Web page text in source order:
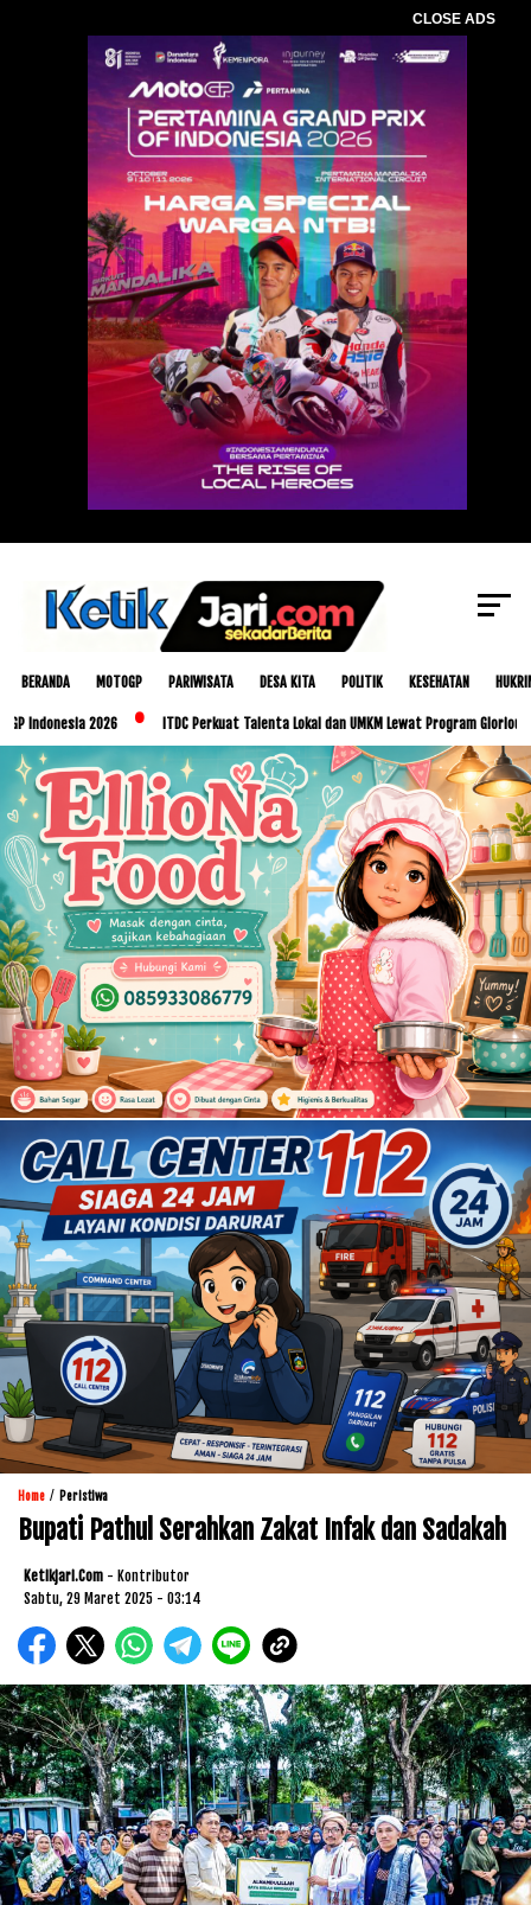
CLOSE ADS
BERANDA MOTOGP PARIWISATA DESA KITA POLITIK KESEHATAN
2026 ITDC Perkuat Talenta Lokal dan UMKM Lewat Program Glorious Golo Mori
Home / Peristiwa
Bupati Pathul Serahkan Zakat Infak dan Sadakah
Ketikjari.com - Kontributor
Sabtu, 29 Maret 2025 - 03:14
Baca Juga : Sering Terbakar,Dua Tahun
Kabel Listrik di Desa Bilebante Belum